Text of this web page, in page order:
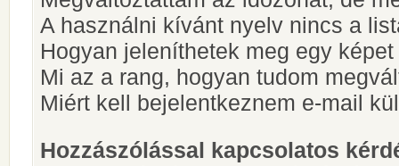
A használni kívánt nyelv nincs a
Hogyan jeleníthetek meg egy
Mi az a rang, hogyan tudom
Miért kell bejelentkeznem e-mail
Hozzászólással kapcsolatos